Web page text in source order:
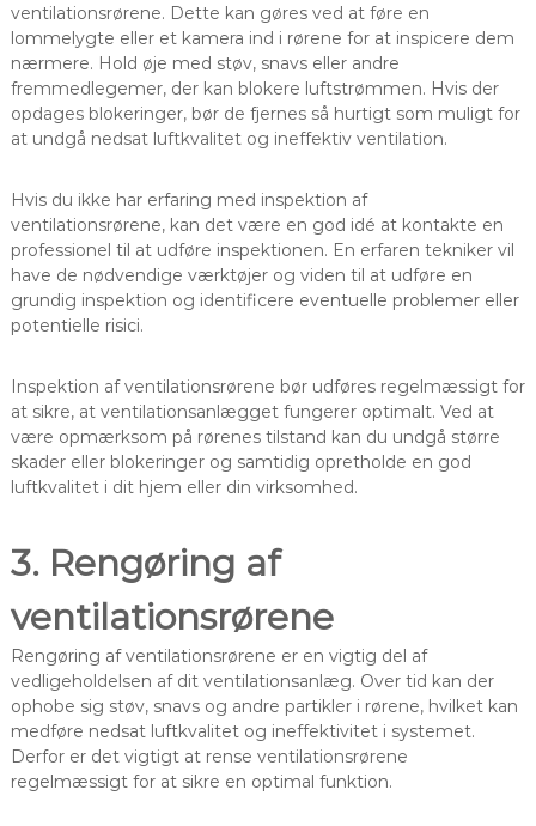
ventilationsrørene. Dette kan gøres ved at føre en
lommelygte eller et kamera ind i rørene for at inspicere dem
nærmere. Hold øje med støv, snavs eller andre
fremmedlegemer, der kan blokere luftstrømmen. Hvis der
opdages blokeringer, bør de fjernes så hurtigt som muligt for
at undgå nedsat luftkvalitet og ineffektiv ventilation.
Hvis du ikke har erfaring med inspektion af
ventilationsrørene, kan det være en god idé at kontakte en
professionel til at udføre inspektionen. En erfaren tekniker vil
have de nødvendige værktøjer og viden til at udføre en
grundig inspektion og identificere eventuelle problemer eller
potentielle risici.
Inspektion af ventilationsrørene bør udføres regelmæssigt for
at sikre, at ventilationsanlægget fungerer optimalt. Ved at
være opmærksom på rørenes tilstand kan du undgå større
skader eller blokeringer og samtidig opretholde en god
luftkvalitet i dit hjem eller din virksomhed.
3. Rengøring af
ventilationsrørene
Rengøring af ventilationsrørene er en vigtig del af
vedligeholdelsen af dit ventilationsanlæg. Over tid kan der
ophobe sig støv, snavs og andre partikler i rørene, hvilket kan
medføre nedsat luftkvalitet og ineffektivitet i systemet.
Derfor er det vigtigt at rense ventilationsrørene
regelmæssigt for at sikre en optimal funktion.